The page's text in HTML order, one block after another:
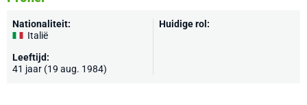
Nationaliteit:
Italië
Leeftijd:
41 jaar (19 aug. 1984)
Huidige rol: